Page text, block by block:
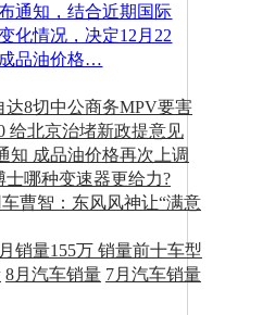
通知，结合近期国际
化情况，决定12月22
品油价格…
达8切中公商务MPV要害
给北京治堵新政提意见
知 成品油价格再次上调
士哪种变速器更给力?
曹智：东风风神让“满意
销量155万 销量前十车型
8月汽车销量 7月汽车销量